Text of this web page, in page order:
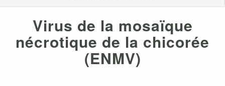
Virus de la mosaïque
nécrotique de la chicorée
(ENMV)